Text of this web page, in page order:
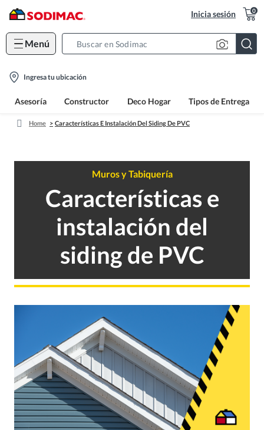
Inicia sesión 0
Menú
location-
Ingresa tu ubicación
Asesoría Constructor Deco Hogar Tipos de Entrega
Home Características E Instalación Del Siding De PVC
Muros y Tabiquería
Características e
instalación del
siding de PVC